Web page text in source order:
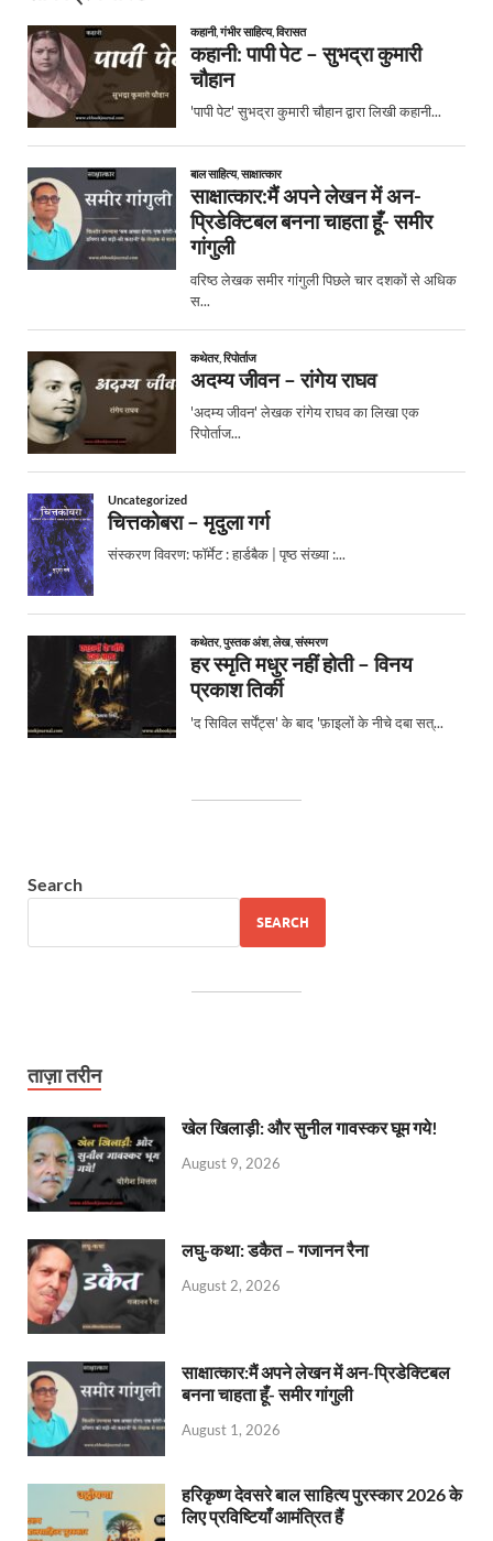
Search
SEARCH
ताज़ा तरीन
खेल खिलाड़ी: और सुनील गावस्कर घूम गये!
August 9, 2026
लघु-कथा: डकैत – गजानन रैना
August 2, 2026
साक्षात्कार:मैं अपने लेखन में अन-प्रिडेक्टिबल
बनना चाहता हूँ- समीर गांगुली
August 1, 2026
हरिकृष्ण देवसरे बाल साहित्य पुरस्कार 2026 के
लिए प्रविष्टियाँ आमंत्रित हैं